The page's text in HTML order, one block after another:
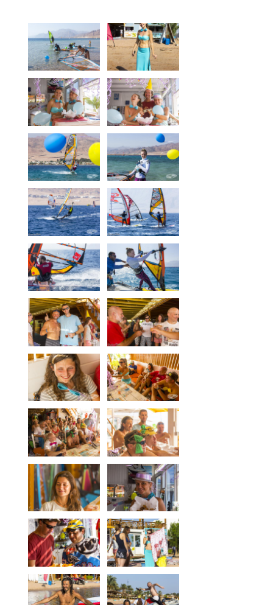
Über Dahab
News
Preise
Windsurfen Unterricht
Kitesurfschule
Materiallagerung
Materialverleih
Ort
Vetratoria Greece
Vetratoria Russia
Vetratoria Vietnam
Media
Bilder
Videos
Kontakt